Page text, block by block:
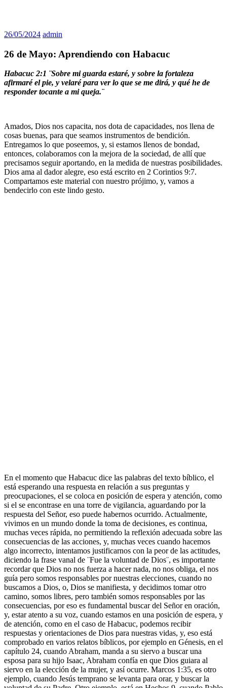
26/05/2024 admin
26 de Mayo: Aprendiendo con Habacuc
Habacuc 2:1 ¨Sobre mi guarda estaré, y sobre la fortaleza
afirmaré el pie, y velaré para ver lo que se me dirá, y qué he de
responder tocante a mi queja.¨
Amados, Dios nos capacita, nos dota de capacidades, nos llena de
cosas buenas, para que seamos instrumentos de bendición.
Entregamos lo que poseemos, y, si estamos llenos de bondad,
entonces, colaboramos con la mejora de la sociedad, de allí que
precisamos seguir aportando, en la medida de nuestras posibilidades.
Dios ama al dador alegre, eso está escrito en 2 Corintios 9:7.
Compartamos este material con nuestro prójimo, y, vamos a
bendecirlo con este lindo gesto.
En el momento que Habacuc dice las palabras del texto bíblico, el
está esperando una respuesta en relación a sus preguntas y
preocupaciones, el se coloca en posición de espera y atención, como
si el se encontrase en una torre de vigilancia, aguardando por la
respuesta del Señor, eso puede habernos ocurrido. Actualmente,
vivimos en un mundo donde la toma de decisiones, es continua,
muchas veces rápida, no permitiendo la reflexión adecuada sobre las
consecuencias de las acciones, y, muchas veces cuando hacemos
algo incorrecto, intentamos justificarnos con la peor de las actitudes,
diciendo la frase vanal de ¨Fue la voluntad de Dios¨, es importante
recordar que Dios no nos fuerza a hacer nada, no nos obliga, el nos
guía pero somos responsables por nuestras elecciones, cuando no
buscamos a Dios, o, Dios se manifiesta, y decidimos tomar otro
camino, somos libres, pero también somos responsables por las
consecuencias, por eso es fundamental buscar del Señor en oración,
y, estar atento a su voz, cuando estamos en una posición de espera, y
de atención, como en el caso de Habacuc, podemos recibir
respuestas y orientaciones de Dios para nuestras vidas, y, eso está
comprobado en varios relatos bíblicos, por ejemplo en Génesis, en el
capítulo 24, cuando Abraham, manda a su siervo a buscar una
esposa para su hijo Isaac, Abraham confía en que Dios guiara al
siervo en la elección de la mujer, y así ocurre. Marcos 1:35, es otro
ejemplo, cuando Jesús temprano se levanta para orar, y buscar la